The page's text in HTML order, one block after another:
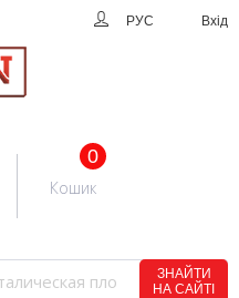
РУС Вхід
0
Кошик
ЗНАЙТИ
НА САЙТІ